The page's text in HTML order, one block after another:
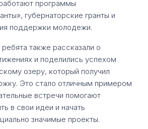
программы
губернаторские гранты и
поддержки молодежи.
также рассказали о
и поделились успехом
озеру, который получил
Это стало отличным примером
встречи помогают
в свои идеи и начать
значимые проекты.